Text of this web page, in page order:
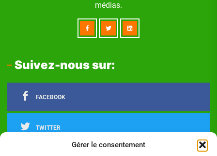
Gérer le consentement
médias.
Suivez-nous sur:
FACEBOOK
TWITTER